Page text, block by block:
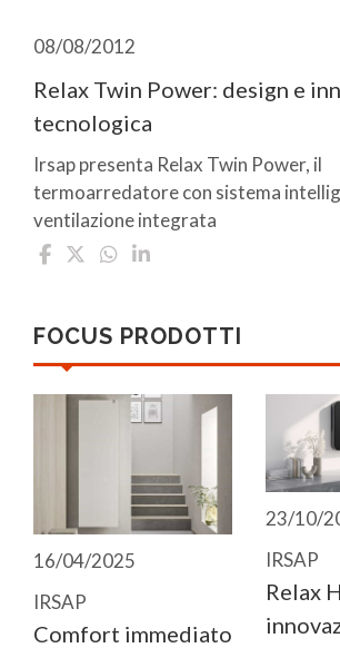
08/08/2012
Relax Twin Power: design e
tecnologica
Irsap presenta Relax Twin Power, il
termoarredatore con sistema
ventilazione integrata
FOCUS PRODOTTI
16/04/2025
IRSAP
Comfort immediato
23/10/
IRSAP
Relax